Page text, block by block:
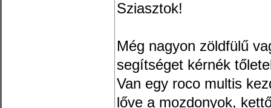
Sziasztok!
Még nagyon zöldfülű
segítséget kérnék
Van egy roco multis
lőve a mozdonyok,